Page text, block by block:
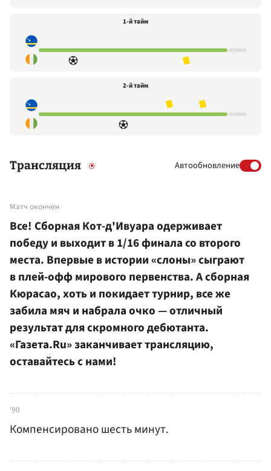
1-й тайм
2-й тайм
Трансляция Автообновление
Матч окончен
Все! Сборная Кот-д'Ивуара одерживает
победу и выходит в 1/16 финала со второго
места. Впервые в истории «слоны» сыграют
в плей-офф мирового первенства. А сборная
Кюрасао, хоть и покидает турнир, все же
забила мяч и набрала очко — отличный
результат для скромного дебютанта.
«Газета.Ru» заканчивает трансляцию,
оставайтесь с нами!
'90
Компенсировано шесть минут.